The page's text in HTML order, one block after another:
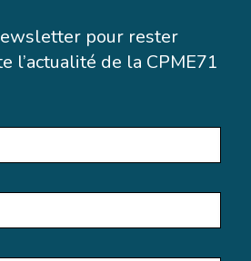
pour rester
l’actualité de la CPME71